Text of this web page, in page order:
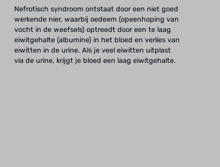
Nefrotisch syndroom ontstaat door een niet goed
werkende nier, waarbij oedeem (opeenhoping van
vocht in de weefsels) optreedt door een te laag
eiwitgehalte (albumine) in het bloed en verlies van
eiwitten in de urine. Als je veel eiwitten uitplast
via de urine, krijgt je bloed een laag eiwitgehalte.